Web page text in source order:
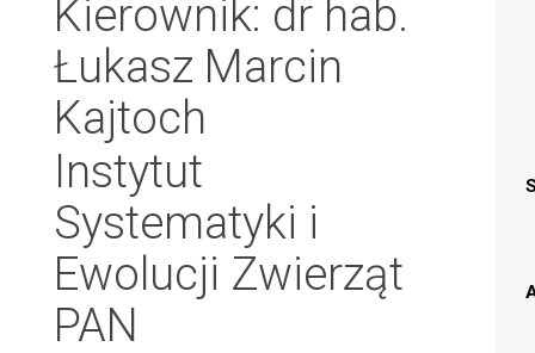
Kierownik: dr hab.
Łukasz Marcin
Kajtoch
Instytut
Systematyki i
Ewolucji Zwierząt
PAN